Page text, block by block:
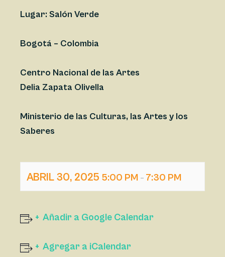
Lugar: Salón Verde
Bogotá – Colombia
Centro Nacional de las Artes
Delia Zapata Olivella
Ministerio de las Culturas, las Artes y los
Saberes
ABRIL 30, 2025 5:00 PM – 7:30 PM
Añadir a Google Calendar
Agregar a iCalendar